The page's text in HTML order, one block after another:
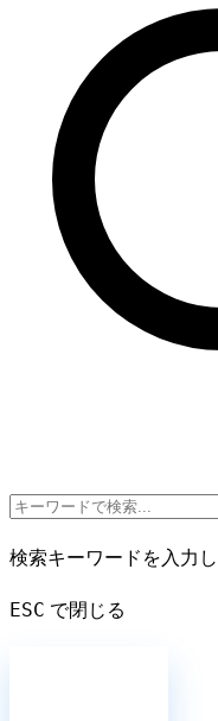
検索キーワードを入力
ESC で閉じる